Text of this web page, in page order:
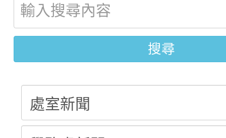
宣導。
結果(第10招)
學年度第1學期第9次代
轉知：本市公務人員協
9月16日本府B2大禮堂
函轉運動部全民運動
計畫」1 份，請踴躍報
權責核予出席人員公(
搜尋